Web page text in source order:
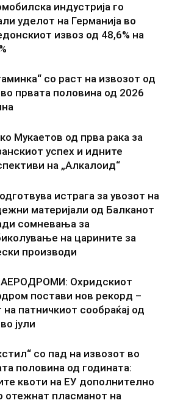
индустрија го
уделот на Германија во
извоз од 48,6% на
со раст на извозот од
во првата половина од 2026
Мукаетов од прва рака за
успех и идните
на „Алкалоид“
истрага за увозот на
материјали од Балканот
сомневања за
на царините за
производи
Охридскиот
постави нов рекорд –
на патничкиот сообраќај од
јули
со пад на извозот во
половина од годината:
квоти на ЕУ дополнително
отежнат пласманот на